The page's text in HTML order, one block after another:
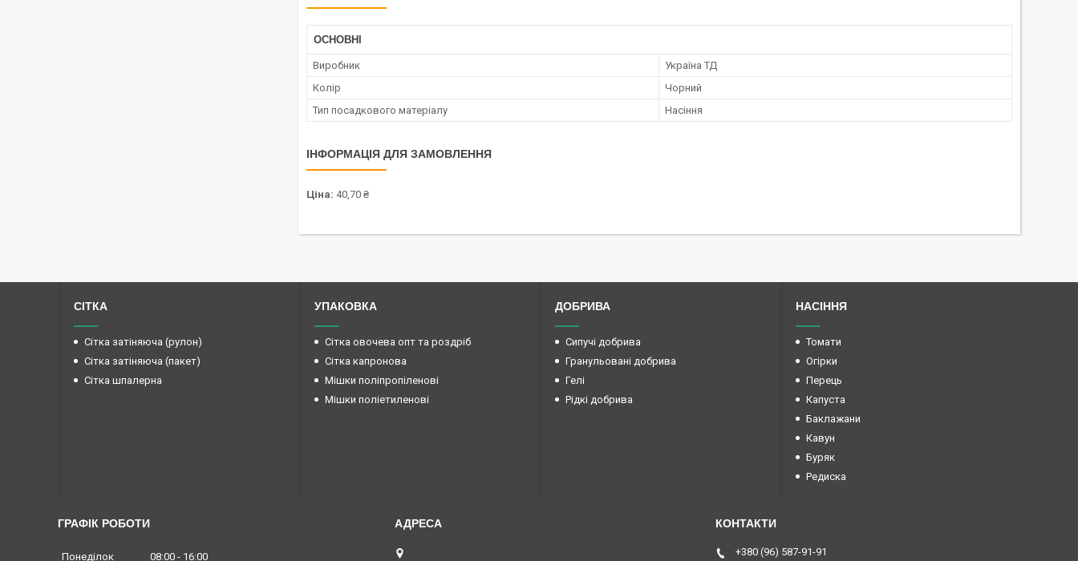
ОСНОВНІ
Виробник
Україна ТД
Колір
Чорний
Тип посадкового матеріалу
Насіння
ІНФОРМАЦІЯ ДЛЯ ЗАМОВЛЕННЯ
Ціна: 40,70 ₴
СІТКА
Сітка затіняюча (рулон)
Сітка затіняюча (пакет)
Сітка шпалерна
УПАКОВКА
Сітка овочева опт та роздріб
Сітка капронова
Мішки поліпропіленові
Мішки поліетиленові
ДОБРИВА
Сипучі добрива
Гранульовані добрива
Гелі
Рідкі добрива
НАСІННЯ
Томати
Огірки
Перець
Капуста
Баклажани
Кавун
Буряк
Редиска
ГРАФІК РОБОТИ
Понеділок 08:00 16:00 +380 (96) 587-91-91